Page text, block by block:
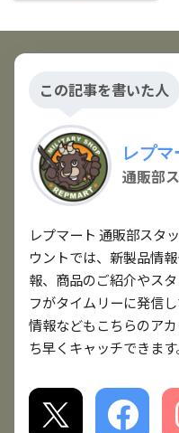
この記事を書いた人
レプ
通販部
レプマート 通販部スタ
ウントでは、新製品情
報、商品のご紹介やス
フがタイムリーに発信
情報などもこちらのア
ち早くキャッチできます